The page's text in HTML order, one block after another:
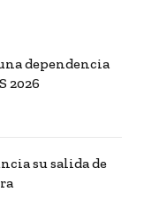
dependencia
2026
su salida de